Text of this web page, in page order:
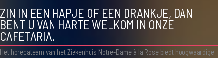
ZIN IN EEN HAPJE OF EEN DRANKJE, DAN
BENT U VAN HARTE WELKOM IN ONZE
CAFETARIA.
Het horecateam van het Ziekenhuis Notre-Dame à la Rose biedt hoogwaardige